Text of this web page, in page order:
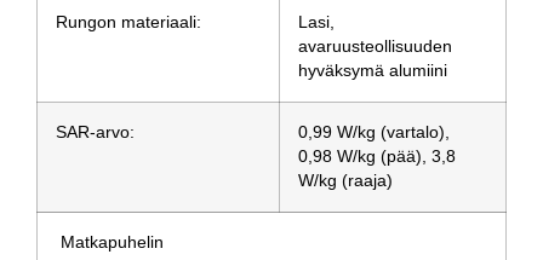
Rungon materiaali:
Lasi,
avaruusteollisuuden
hyväksymä alumiini
SAR-arvo:
0,99 W/kg (vartalo),
0,98 W/kg (pää), 3,8
W/kg (raaja)
Matkapuhelin